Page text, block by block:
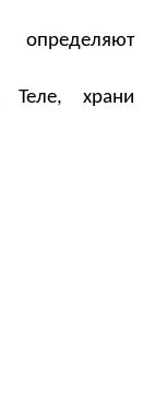
храни